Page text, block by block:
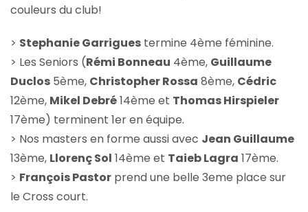
couleurs du club!
> Stephanie Garrigues termine 4ème féminine.
> Les Seniors (Rémi Bonneau 4ème, Guillaume
Duclos 5ème, Christopher Rossa 8ème, Cédric
12ème, Mikel Debré14ème et Thomas Hirspieler
17ème) terminent 1er en équipe.
> Nos masters en forme aussi avec Jean Guillaume
13ème, Llorenç Sol 14ème et Taieb Lagra 17ème.
> François Pastor prend une belle 3eme place sur
le Cross court.